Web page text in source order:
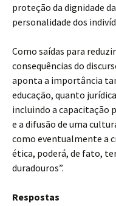
proteção da dignidade
personalidade dos
Como saídas para
consequências do
aponta a importância
educação, quanto
incluindo a capacitação
e a difusão de uma
como eventualmente a
ética, poderá, de fato,
duradouros”.
Respostas